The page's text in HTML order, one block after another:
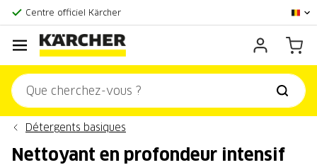
Score client:9,3/10
Détergents basiques
Nettoyant en profondeur intensif